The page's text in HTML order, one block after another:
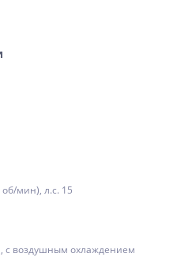
мин), л.с. 15
с воздушным охлаждением